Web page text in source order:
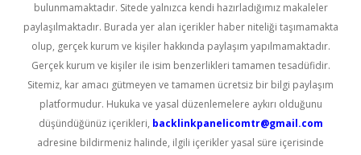
bulunmamaktadır. Sitede yalnızca kendi hazırladığımız makaleler
paylaşılmaktadır. Burada yer alan içerikler haber niteliği taşımamakta
olup, gerçek kurum ve kişiler hakkında paylaşım yapılmamaktadır.
Gerçek kurum ve kişiler ile isim benzerlikleri tamamen tesadüfidir.
Sitemiz, kar amacı gütmeyen ve tamamen ücretsiz bir bilgi paylaşım
platformudur. Hukuka ve yasal düzenlemelere aykırı olduğunu
düşündüğünüz içerikleri, backlinkpanelicomtr@gmail.com
adresine bildirmeniz halinde, ilgili içerikler yasal süre içerisinde